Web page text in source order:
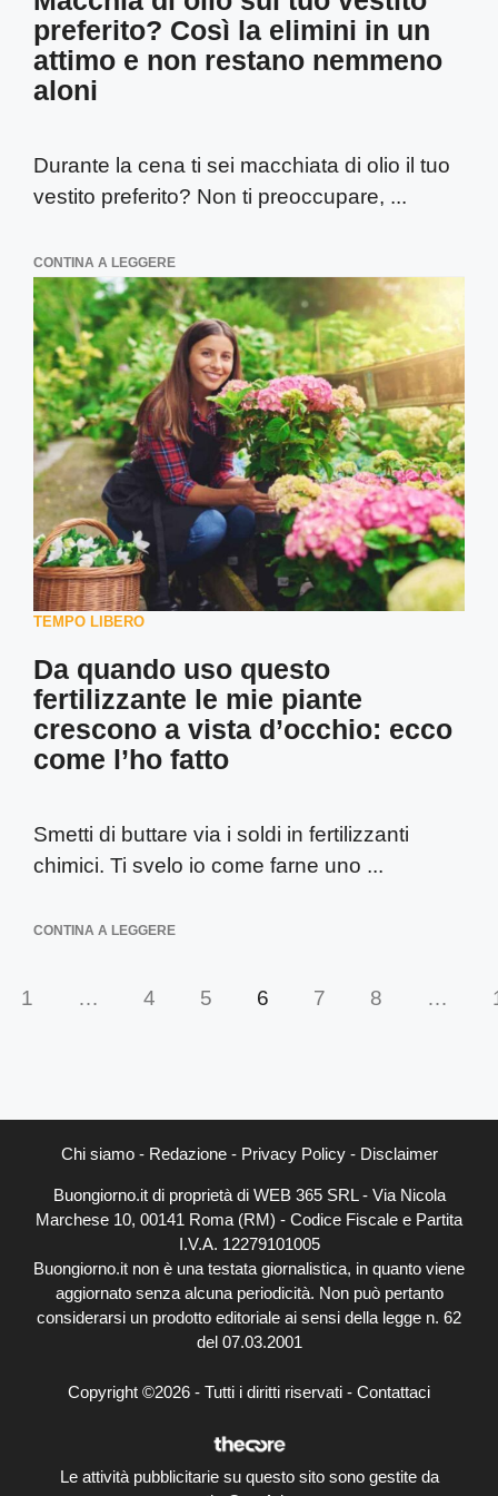
preferito? Così la elimini in un
attimo e non restano nemmeno
aloni
Durante la cena ti sei macchiata di olio il tuo
vestito preferito? Non ti preoccupare, ...
CONTINA A LEGGERE
TEMPO LIBERO
Da quando uso questo
fertilizzante le mie piante
crescono a vista d’occhio: ecco
come l’ho fatto
Smetti di buttare via i soldi in fertilizzanti
chimici. Ti svelo io come farne uno ...
CONTINA A LEGGERE
1 … 4 5 6 7 8 …
Chi siamo- Redazione- Privacy Policy- Disclaimer
Buongiorno.it di proprietà di WEB 365 SRL - Via Nicola
Marchese 10, 00141 Roma (RM) - Codice Fiscale e Partita
I.V.A. 12279101005
Buongiorno.it non è una testata giornalistica, in quanto viene
aggiornato senza alcuna periodicità. Non può pertanto
considerarsi un prodotto editoriale ai sensi della legge n. 62
del 07.03.2001
Copyright ©2026 - Tutti i diritti riservati - Contattaci
Le attività pubblicitarie su questo sito sono gestite da